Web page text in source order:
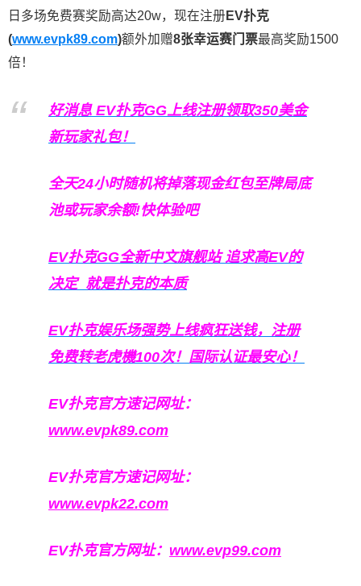
日多场免费赛奖励高达20w，现在注册 EV扑克
(www.evpk89.com)额外加赠8张幸运赛门票最高奖励1500
倍！
好消息 EV扑克GG上线注册领取350美金
新玩家礼包！
全天24小时随机将掉落现金红包至牌局底
池或玩家余额!快体验吧
EV扑克GG全新中文旗舰站追求高EV的
决定 就是扑克的本质
EV扑克娱乐场强势上线疯狂送钱，注册
免费转老虎機100次！国际认证最安心！
EV扑克官方速记网址：
www.evpk89.com
EV扑克官方速记网址：
www.evpk22.com
EV扑克官方网址： www.evp99.com